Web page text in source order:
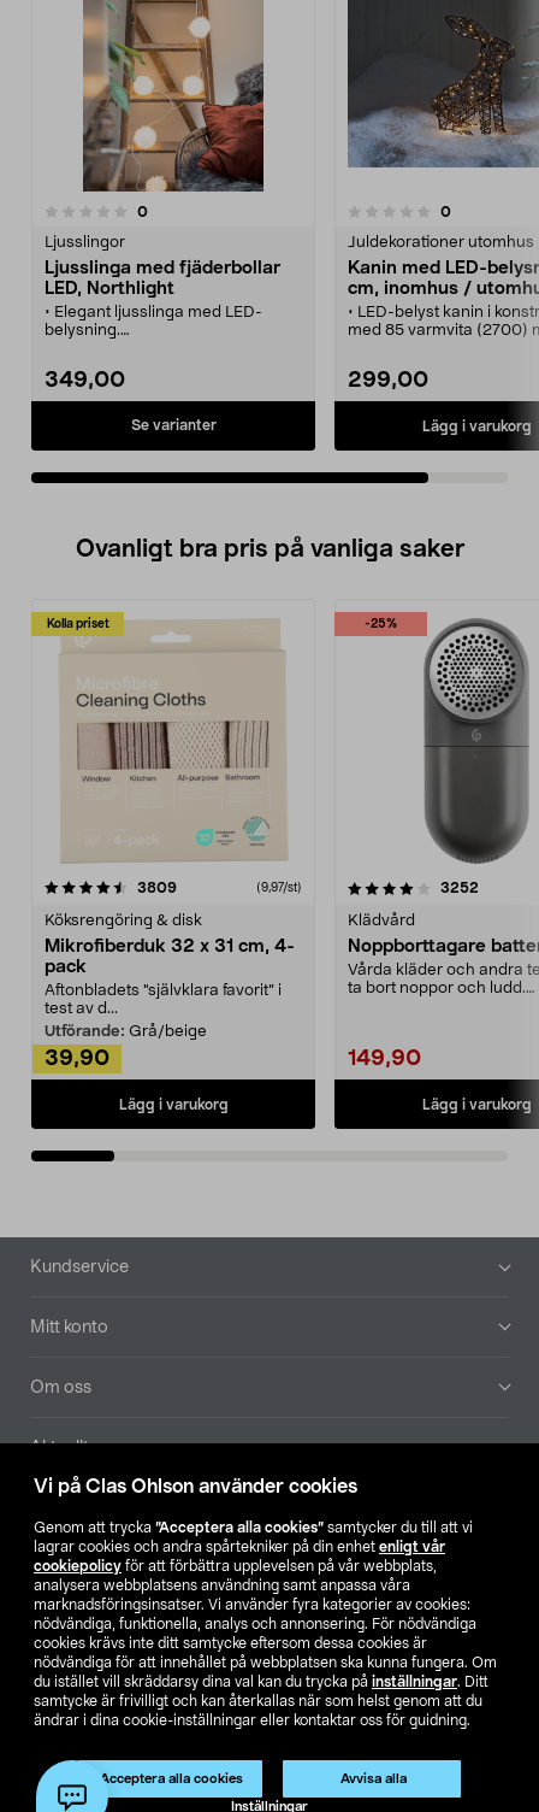
Vi på Clas Ohlson använder cookies
Genom att trycka ”Acceptera alla cookies” samtycker du till att vi
lagrar cookies och andra spårtekniker på din enhet enligt vår
cookiepolicy för att förbättra upplevelsen på vår webbplats,
analysera webbplatsens användning samt anpassa våra
marknadsföringsinsatser. Vi använder fyra kategorier av cookies:
nödvändiga, funktionella, analys och annonsering. För nödvändiga
cookies krävs inte ditt samtycke eftersom dessa cookies är
nödvändiga för att innehållet på webbplatsen ska kunna fungera. Om
du istället vill skräddarsy dina val kan du trycka på inställningar. Ditt
samtycke är frivilligt och kan återkallas när som helst genom att du
ändrar i dina cookie-inställningar eller kontaktar oss för guidning.
Acceptera alla cookies Avvisa alla
Inställningar
0recensioner
Ljusslingor
Ljusslinga med fjäderbollar
LED, Northlight
• Elegant ljusslinga med LED-
belysning.
• Tygklädd lampsladd - trendigt
och snyggt.
349,00
Se varianter
0.0 av 5 stjärnor 0recensioner
Juldekorationer utomhus
Kanin med LED-
cm, inomhus /
• LED-belyst kanin i
med 85 varmvita (2700)
ljusslinga och
• Lättplacerad
trädgårdsdekoration
stå ute i regn och snö.
299,00
Lägg i varukorg
Ovanligt bra pris på vanliga saker
Kolla priset
3809recensioner (9,97/st)
Köksrengöring & disk
Mikrofiberduk 32 x 31 cm, 4-
pack
Aftonbladets "självklara favorit” i
test av d...
Utförande: Grå/beige
39,90
Lägg i varukorg
-25%
4.0av 5 stjärnor 3252
Klädvård
Noppborttagare
Vårda kläder och andra
ta bort noppor och ludd.
149,90
Lägg i varukorg
4.5av 5 stjärnor
Sidfot
Kundservice
Mitt konto
Om oss
Aktuellt
Hitta butik
SE NO FI
Köpvillkor Privacy statement Klubbvillkor
För företag